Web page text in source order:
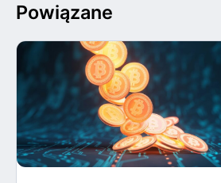
Powiązane